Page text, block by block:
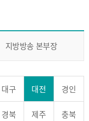
지방방송 본부장
대구 대전 경인
경북 제주 충북